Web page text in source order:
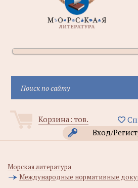
Корзина: тов.
Вход/
Морская литература
Международные нормативные